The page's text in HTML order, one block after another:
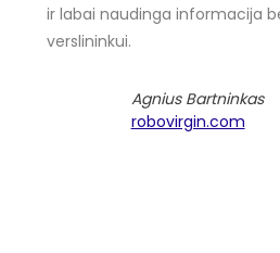
ir labai naudinga informacija
verslininkui.
Agnius Bartninkas
robovirgin.com